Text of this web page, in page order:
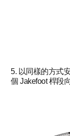
5. 以同樣的方式
個 Jakefoot 桿段